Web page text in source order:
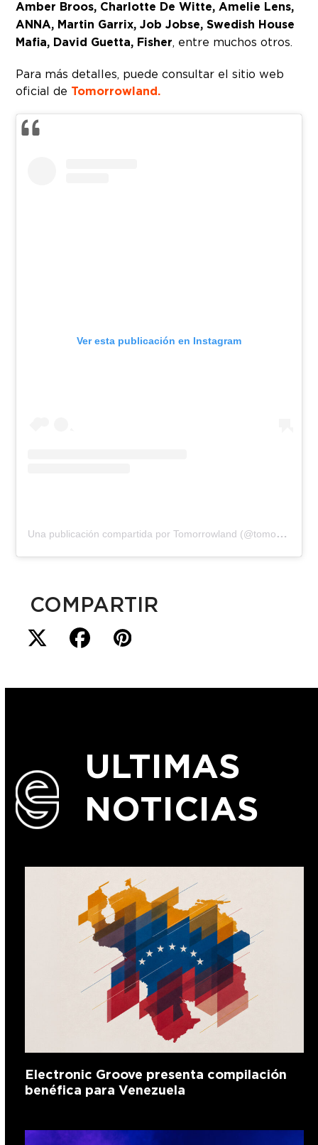
Amber Broos, Charlotte De Witte, Amelie Lens,
ANNA, Martin Garrix, Job Jobse, Swedish House
Mafia, David Guetta, Fisher, entre muchos otros.
Para más detalles, puede consultar el sitio web
oficial de Tomorrowland.
Ver esta publicación en Instagram
Una publicación compartida por Tomorrowland (@tomorrowland)
COMPARTIR
ULTIMAS
NOTICIAS
Electronic Groove presenta compilación
benéfica para Venezuela